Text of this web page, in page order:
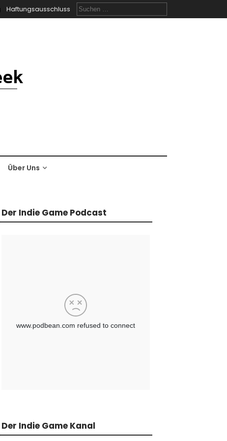
Haftungsausschluss
Suchen
nach:
Über Uns
Der Indie Game Podcast
Der Indie Game Kanal